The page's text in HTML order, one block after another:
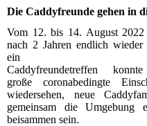
Die Caddyfreunde gehen in
Vom 12. bis 14. August
nach 2 Jahren endlich wieder
ein
Caddyfreundetreffen
große coronabedingte
wiedersehen, neue
gemeinsam die Umgebung
beisammen sein.